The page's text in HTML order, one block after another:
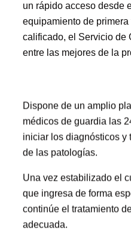
un rápido acceso desde
equipamiento de
calificado, el Servicio de
entre las mejores de la
Dispone de un amplio
médicos de guardia las
iniciar los diagnósticos y
de las patologías.
Una vez estabilizado el
que ingresa de forma
continúe el tratamiento
adecuada.